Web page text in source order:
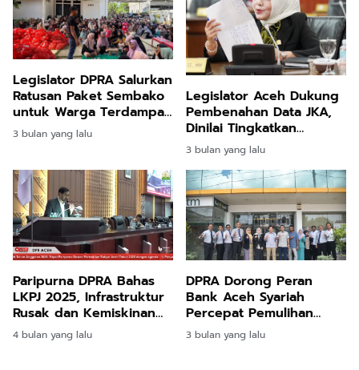
Legislator DPRA Salurkan
Ratusan Paket Sembako
untuk Warga Terdampak
Banjir di Bireuen
3 bulan yang lalu
Legislator Aceh Dukung
Pembenahan Data JKA,
Dinilai Tingkatkan
Akurasi Penerima
3 bulan yang lalu
Paripurna DPRA Bahas
LKPJ 2025, Infrastruktur
Rusak dan Kemiskinan
Jadi Sorotan
4 bulan yang lalu
DPRA Dorong Peran
Bank Aceh Syariah
Percepat Pemulihan
Ekonomi Aceh Timur
3 bulan yang lalu